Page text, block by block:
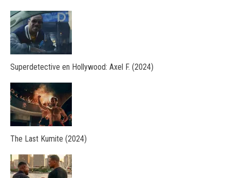
Superdetective en Hollywood: Axel F. (2024)
The Last Kumite (2024)